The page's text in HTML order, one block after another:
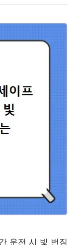
운전 시 빛 번짐